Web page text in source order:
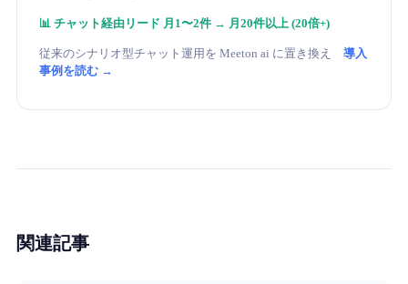
📊 チャット経由リード 月1〜2件 → 月20件以上 (20倍+)
従来のシナリオ型チャット運用を Meeton ai に置き換え
導入
事例を読む →
関連記事